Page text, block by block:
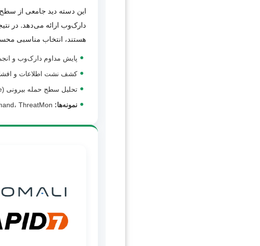
این دسته دید جامعی از
دارک‌وب ارائه می‌دهد. در
هستند، انتخاب مناسبی
پایش مداوم دارک‌وب و
کشف نشت اطلاعات و
تحلیل سطح حمله بیرونی (Attack Surface)
نمونه‌ها: